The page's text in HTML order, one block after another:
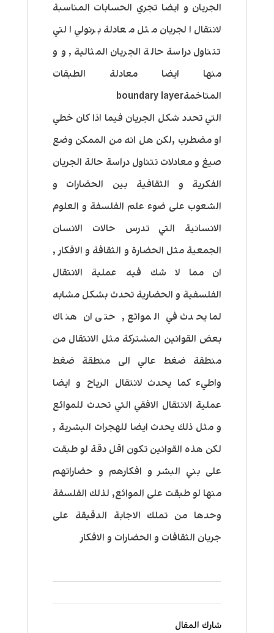
الجريان و ايضا تجري الحسابات المناسبة
لانتقال الجريان مثل معادلة برنولي التي
تتناول دراسة حالة الجريان المثالية , و و
منها ايضا معادلة الطبقات
المتاخمةboundary layer
التي تحدد شكل الجريان فيما اذا كان خطي
او مضطرب ,لكن هل انه من الممكن وضع
صيغ و معادلات تتناول دراسة حالة الجريان
الفكرية و الثقافية بين الحضارات و
الشعوب على ضوء علم الفلسفة و العلوم
الانسانية التي تدرس حالات الانسان
الجمعية مثل الحضارة و الثقافة و الافكار ,
ان مما لا شك فيه عملية الانتقال
الفلسفية و الحضارية تحدث بشكل مشابه
لما يحدث في الموائع , حتى ان هناك
بعض القوانين المشتركة مثل الانتقال من
منطقة ضغط عالي الى منطقة ضغط
واطيء كما يحدث لانتقال الرياح و ايضا
عملية الانتقال الافقي التي تحدث للموائع
و مثل ذلك يحدث ايضا للهجرات البشرية ,
لكن هذه القوانين تكون اقل دقة لو طبقت
على بني البشر و افكارهم و حضاراتهم
منها لو طبقت على الموائع, لذلك الفلسفة
وحدها من تملك الاجابة الدقيقة على
جريان الثقافات و الحضارات و الافكار
شارك المقال